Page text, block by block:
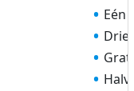
Eén
Drie